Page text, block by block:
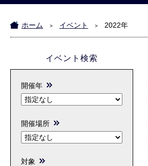
ホーム > イベント > 2022年
イベント検索
開催年
開催場所
対象